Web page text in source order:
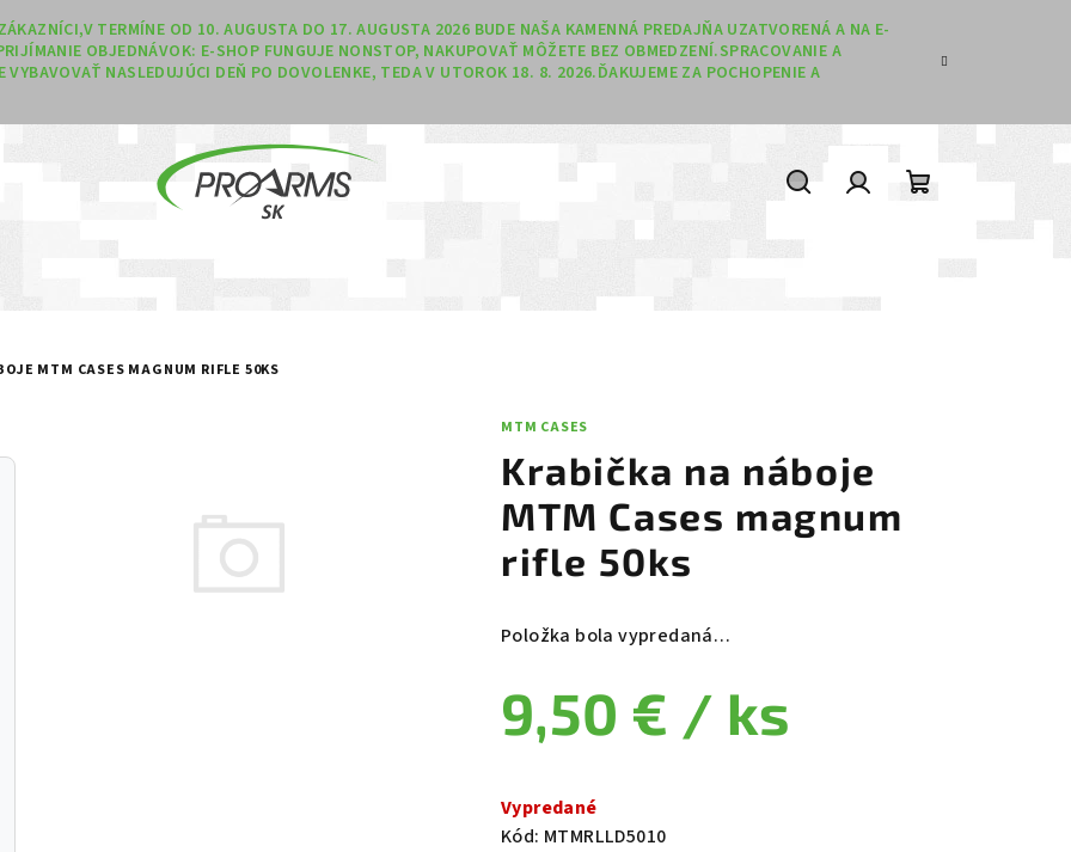
TERMÍNE OD 10. AUGUSTA DO 17. AUGUSTA 2026 BUDE NAŠA KAMENNÁ PREDAJŇA UZATVORENÁ A NA E-
OBJEDNÁVOK: E-SHOP FUNGUJE NONSTOP, NAKUPOVAŤ MÔŽETE BEZ OBMEDZENÍ.SPRACOVANIE A
VYBAVOVAŤ NASLEDUJÚCI DEŇ PO DOVOLENKE, TEDA V UTOROK 18. 8. 2026.ĎAKUJEME ZA POCHOPENIE A
Nákupný košík
MTM CASES MAGNUM RIFLE 50KS
MTM CASES
Krabička na náboje
MTM Cases magnum
rifle 50ks
Položka bola vypredaná…
9,50 € / ks
Vypredané
Kód: MTMRLLD5010